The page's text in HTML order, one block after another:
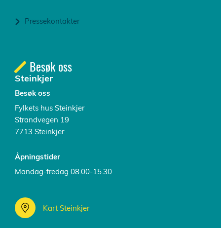
Pressekontakter
Besøk oss
Steinkjer
Besøk oss
Fylkets hus Steinkjer
Strandvegen 19
7713 Steinkjer
Åpningstider
Mandag-fredag 08.00-15.30
Kart Steinkjer